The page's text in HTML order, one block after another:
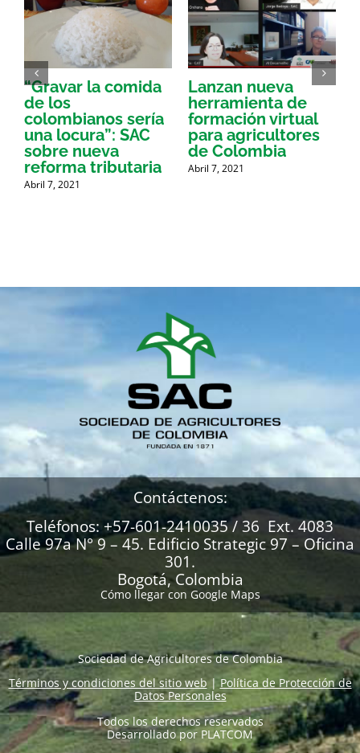
“Gravar la comida
de los
colombianos sería
una locura”: SAC
sobre nueva
reforma tributaria
Abril 7, 2021
Lanzan nueva
herramienta de
formación virtual
para agricultores
de Colombia
Abril 7, 2021
Contáctenos:
Teléfonos: +57-601-2410035 / 36 Ext. 4083
Calle 97a N° 9 – 45. Edificio Strategic 97 – Oficina
301.
Bogotá, Colombia
Cómo llegar con Google Maps
Sociedad de Agricultores de Colombia
Términos y condiciones del sitio web|Política de Protección de
Datos Personales
Todos los derechos reservados
Desarrollado por PLATCOM